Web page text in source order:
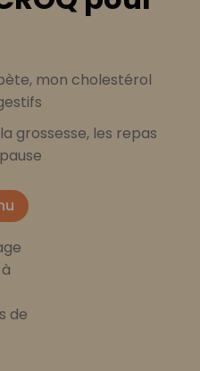
mon cholestérol
grossesse, les repas
de